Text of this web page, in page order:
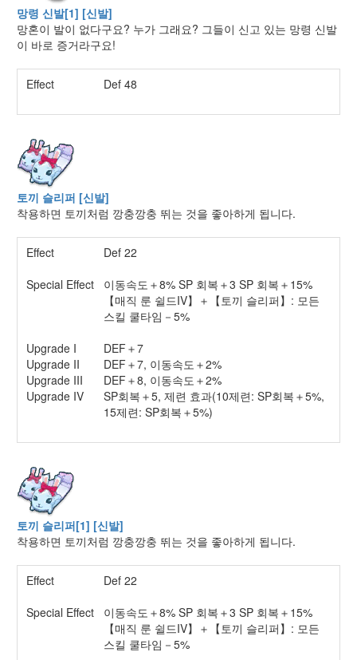
망령 신발[1] [신발]
망혼이 발이 없다구요? 누가 그래요? 그들이 신고 있는 망령 신발
이 바로 증거라구요!
Effect Def 48
토끼 슬리퍼 [신발]
착용하면 토끼처럼 깡충깡충 뛰는 것을 좋아하게 됩니다.
Effect
Def 22
Special Effect
이동속도＋8% SP 회복＋3 SP 회복＋15%
【매직 룬 쉴드IV】＋【토끼 슬리퍼】: 모든
스킬 쿨타임－5%
Upgrade I
DEF＋7
Upgrade II
DEF＋7, 이동속도＋2%
Upgrade III
DEF＋8, 이동속도＋2%
Upgrade IV
SP회복＋5, 제련 효과(10제련: SP회복＋5%,
15제련: SP회복＋5%)
토끼 슬리퍼[1] [신발]
착용하면 토끼처럼 깡충깡충 뛰는 것을 좋아하게 됩니다.
Effect
Def 22
Special Effect
이동속도＋8% SP 회복＋3 SP 회복＋15%
【매직 룬 쉴드IV】＋【토끼 슬리퍼】: 모든
스킬 쿨타임－5%